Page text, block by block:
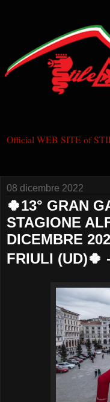
Official WEB SITE of
08 dicembre 2022
🍀13° GRAN
STAGIONE
DICEMBRE
FRIULI (UD)🍀